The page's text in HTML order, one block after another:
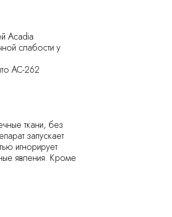
Acadia
слабости у
AC-262
ткани, без
запускает
игнорирует
явления. Кроме